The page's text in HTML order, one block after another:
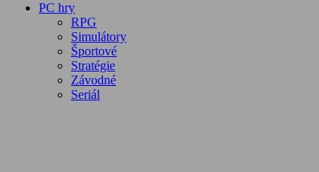
PC hry
RPG
Simulátory
Športové
Stratégie
Závodné
Seriál